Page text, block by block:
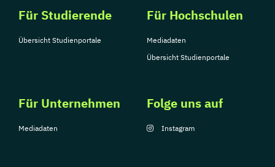
Für Studierende
Übersicht Studienportale
Für Hochschulen
Mediadaten
Übersicht Studienportale
Für Unternehmen
Mediadaten
Folge uns auf
Instagram